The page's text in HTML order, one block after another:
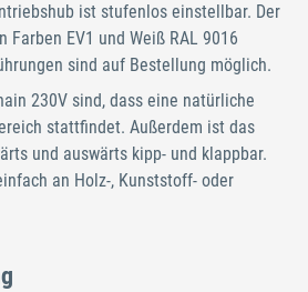
ist stufenlos einstellbar. Der
EV1 und Weiß RAL 9016
sind auf Bestellung möglich.
230V sind, dass eine natürliche
stattfindet. Außerdem ist das
und auswärts kipp- und klappbar.
an Holz-, Kunststoff- oder